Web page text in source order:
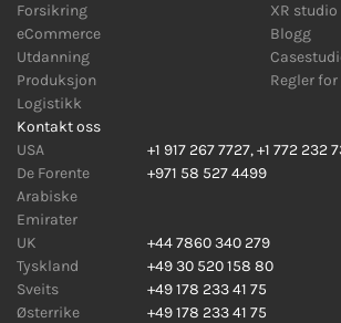
Forsikring
eCommerce
Utdanning
Produksjon
Logistikk
XR studio
Blogg
Regler
Kontakt oss
USA
+1 917 267 7727,+1 772 232
De Forente
Arabiske
Emirater
+971 58 527 4499
UK
+44 7860 340 279
Tyskland
+49 30 520 158 80
Sveits
+49 178 233 41 75
Østerrike
+49 178 233 41 75